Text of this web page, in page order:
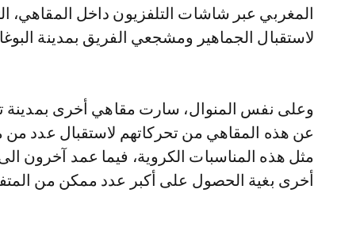
المغربي عبر شاشات التلفزيون داخل
لاستقبال الجماهير ومشجعي الفريق بمدينة
وعلى نفس المنوال، سارت مقاهي أخرى
عن هذه المقاهي من تحركاتهم لاستقبال عدد
مثل هذه المناسبات الكروية، فيما عمد آخرون
أخرى بغية الحصول على أكبر عدد ممكن من